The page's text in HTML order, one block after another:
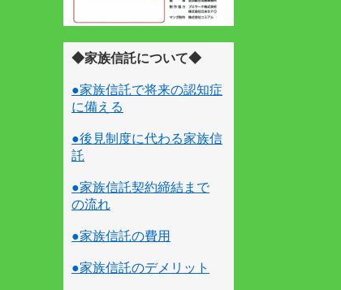
◆家族信託について◆
●家族信託で将来の認知症
に備える
●後見制度に代わる家族信
託
●家族信託契約締結まで
の流れ
●家族信託の費用
●家族信託のデメリット